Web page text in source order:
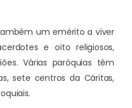
um emérito a viver
e oito religiosos,
Várias paróquias têm
sete centros da Cáritas,